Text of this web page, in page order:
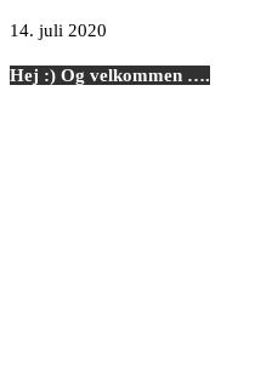
14. juli 2020
Hej :) Og velkommen ….